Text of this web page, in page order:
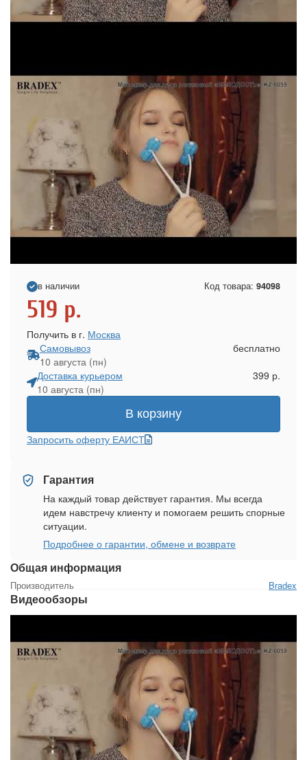
Общая информация
Производитель Bradex
Видеообзоры
в наличии Код товара: 94098
519 р.
Получить в г. Москва
Самовывоз
10 августа (пн)
бесплатно
Доставка курьером
10 августа (пн)
399 р.
В корзину
Запросить оферту ЕАИСТ
Гарантия
На каждый товар действует гарантия. Мы всегда
идем навстречу клиенту и помогаем решить спорные
ситуации.
Подробнее о гарантии, обмене и возврате